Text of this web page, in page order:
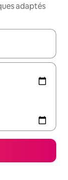
adaptés
les en utilisant